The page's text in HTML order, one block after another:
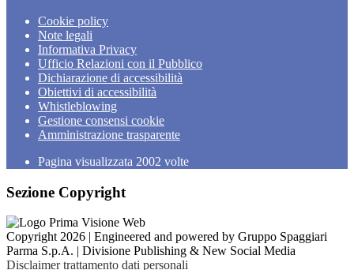
Cookie policy
Note legali
Informativa Privacy
Ufficio Relazioni con il Pubblico
Dichiarazione di accessibilità
Obiettivi di accessibilità
Whistleblowing
Gestione consensi cookie
Amministrazione trasparente
Pagina visualizzata 2002 volte
Sezione Copyright
Copyright 2026 | Engineered and powered by Gruppo Spaggiari
Parma S.p.A. | Divisione Publishing & New Social Media
Disclaimer trattamento dati personali